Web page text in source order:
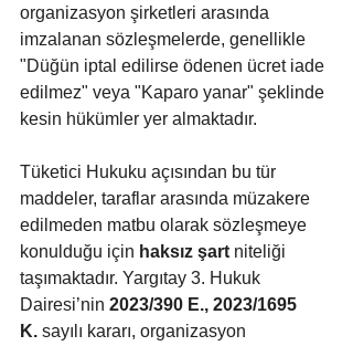
organizasyon şirketleri arasında
imzalanan sözleşmelerde, genellikle
"Düğün iptal edilirse ödenen ücret iade
edilmez" veya "Kaparo yanar" şeklinde
kesin hükümler yer almaktadır.
Tüketici Hukuku açısından bu tür
maddeler, taraflar arasında müzakere
edilmeden matbu olarak sözleşmeye
konulduğu için haksız şart niteliği
taşımaktadır. Yargıtay 3. Hukuk
Dairesi’nin 2023/390 E., 2023/1695
K. sayılı kararı, organizasyon